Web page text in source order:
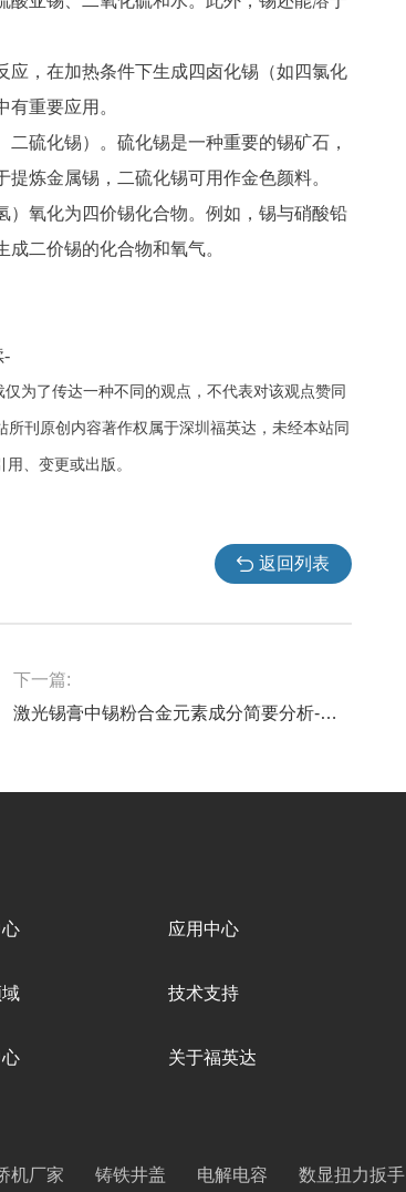
应，在加热条件下生成四卤化锡（如四氯化
重要应用。
硫化锡）。硫化锡是一种重要的锡矿石，
炼金属锡，二硫化锡可用作金色颜料。
）氧化为四价锡化合物。例如，锡与硝酸铅
二价锡的化合物和氧气。
-
为了传达一种不同的观点，不代表对该观点赞同
刊原创内容著作权属于深圳福英达，未经本站同
、变更或出版。
返回列表
下一篇:
激光锡膏中锡粉合金元素成分简要分析-深圳福英达
应用中心
技术支持
关于福英达
机厂家 铸铁井盖 电解电容 数显扭力扳手